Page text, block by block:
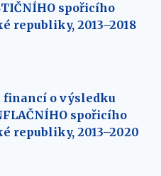
spořicího
republiky, 2013–2018
o výsledku
spořicího
republiky, 2013–2020